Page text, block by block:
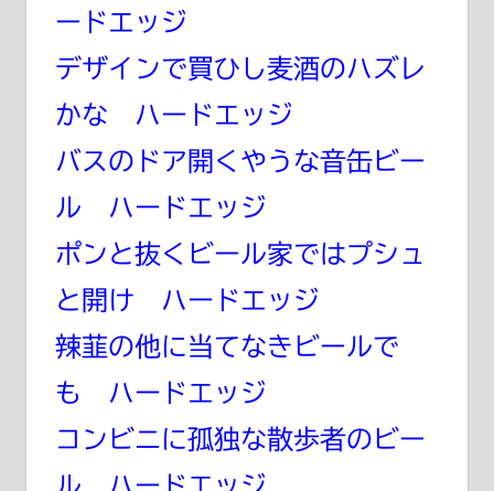
ードエッジ
デザインで買ひし麦酒のハズレ
かな ハードエッジ
バスのドア開くやうな音缶ビー
ル ハードエッジ
ポンと抜くビール家ではプシュ
と開け ハードエッジ
辣韮の他に当てなきビールで
も ハードエッジ
コンビニに孤独な散歩者のビー
ル ハードエッジ